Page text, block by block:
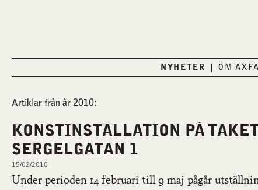
NYHETER OM
Artiklar från år 2010:
KONSTINSTALLATION PÅ
SERGELGATAN 1
15/02/2010
Under perioden 14 februari till 9 maj pågår